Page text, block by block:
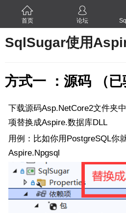
首页 论坛
SqlSugar使用
方式一 ：源码 （已
下载源码Asp.NetCore2文件夹
项替换成Aspire.数据库DLL
用例：比如你用PostgreSQL你
Aspire.Npgsql